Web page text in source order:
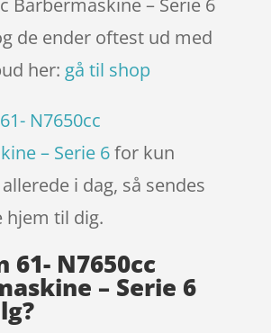
de ender oftest ud med
her: gå til shop
N7650cc
– Serie 6for kun
allerede i dag, så sendes
hjem til dig.
61- N7650cc
– Serie 6